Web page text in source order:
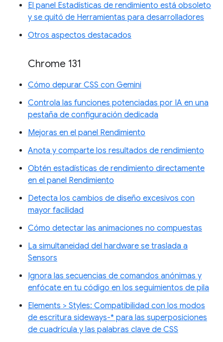
El panel Estadísticas de rendimiento está obsoleto
y se quitó de Herramientas para desarrolladores
Otros aspectos destacados
Chrome 131
Cómo depurar CSS con Gemini
Controla las funciones potenciadas por IA en una
pestaña de configuración dedicada
Mejoras en el panel Rendimiento
Anota y comparte los resultados de rendimiento
Obtén estadísticas de rendimiento directamente
en el panel Rendimiento
Detecta los cambios de diseño excesivos con
mayor facilidad
Cómo detectar las animaciones no compuestas
La simultaneidad del hardware se traslada a
Sensors
Ignora las secuencias de comandos anónimas y
enfócate en tu código en los seguimientos de pila
Elements > Styles: Compatibilidad con los modos
de escritura sideways-* para las superposiciones
de cuadrícula y las palabras clave de CSS